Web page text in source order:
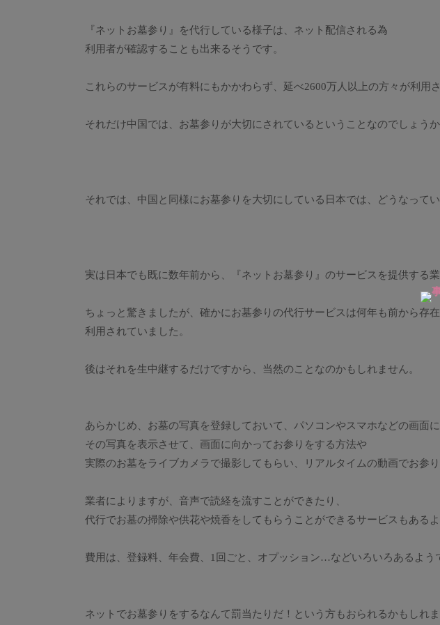
『ネットお墓参り』を代行している様子は、ネット配信される為
利用者が確認することも出来るそうです。
これらのサービスが有料にもかかわらず、延べ2600万人以上の方々が利用
それだけ中国では、お墓参りが大切にされているということなのでしょうか
それでは、中国と同様にお墓参りを大切にしている日本では、どうなって
実は日本でも既に数年前から、『ネットお墓参り』のサービスを提供する
ちょっと驚きましたが、確かにお墓参りの代行サービスは何年も前から存在
利用されていました。
後はそれを生中継するだけですから、当然のことなのかもしれません。
あらかじめ、お墓の写真を登録しておいて、パソコンやスマホなどの画面に
その写真を表示させて、画面に向かってお参りをする方法や
実際のお墓をライブカメラで撮影してもらい、リアルタイムの動画でお参り
業者によりますが、音声で読経を流すことができたり、
代行でお墓の掃除や供花や焼香をしてもらうことができるサービスもあるよ
費用は、登録料、年会費、1回ごと、オプッション…などいろいろあるよう
ネットでお墓参りをするなんて罰当たりだ！という方もおられるかもしれま